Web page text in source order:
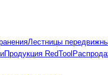
Лестницы
Продукция RedTool